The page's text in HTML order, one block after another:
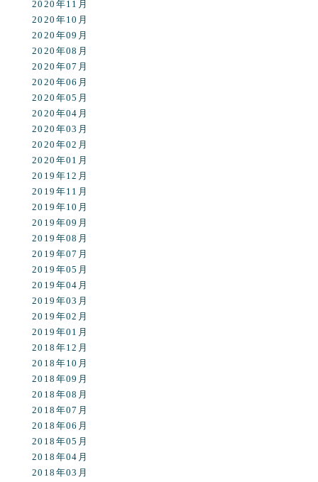
2020年11月
2020年10月
2020年09月
2020年08月
2020年07月
2020年06月
2020年05月
2020年04月
2020年03月
2020年02月
2020年01月
2019年12月
2019年11月
2019年10月
2019年09月
2019年08月
2019年07月
2019年05月
2019年04月
2019年03月
2019年02月
2019年01月
2018年12月
2018年10月
2018年09月
2018年08月
2018年07月
2018年06月
2018年05月
2018年04月
2018年03月